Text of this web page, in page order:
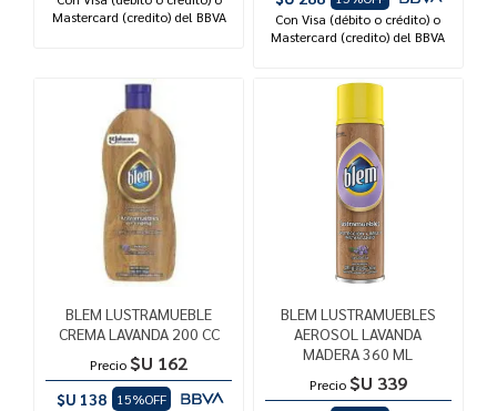
Mastercard (credito) del BBVA
Con Visa (débito o crédito) o
Mastercard (credito) del BBVA
BLEM LUSTRAMUEBLE
CREMA LAVANDA 200 CC
Precio $U 162
$U 138
15%OFF
BLEM LUSTRAMUEBLES
AEROSOL LAVANDA
MADERA 360 ML
Precio $U 339